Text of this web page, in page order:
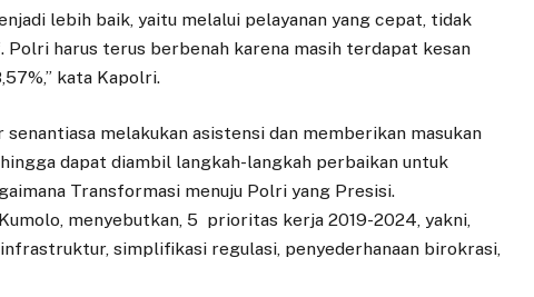
lebih baik, yaitu melalui pelayanan yang cepat, tidak
harus terus berbenah karena masih terdapat kesan
kata Kapolri.
melakukan asistensi dan memberikan masukan
dapat diambil langkah-langkah perbaikan untuk
Transformasi menuju Polri yang Presisi.
menyebutkan, 5 prioritas kerja 2019-2024, yakni,
simplifikasi regulasi, penyederhanaan birokrasi,